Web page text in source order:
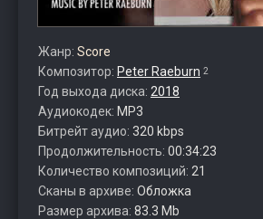
Жанр: Score
Композитор: Peter Raeburn 2
Год выхода диска: 2018
Аудиокодек: MP3
Битрейт аудио: 320 kbps
Продолжительность: 00:34:23
Количество композиций: 21
Сканы в архиве: Обложка
Размер архива: 83.3 Mb